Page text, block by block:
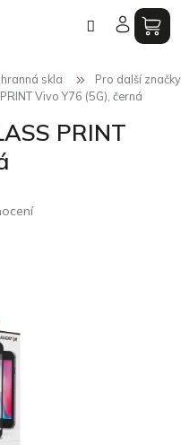
skla
Pro další značky
Vivo Y76 (5G), černá
PRINT